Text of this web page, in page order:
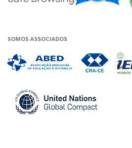
SOMOS ASSOCIADOS